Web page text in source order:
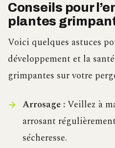
Conseils pour
plantes
Voici quelques astuces
développement et la
grimpantes sur votre
Arrosage :Veillez à
arrosant
sécheresse.